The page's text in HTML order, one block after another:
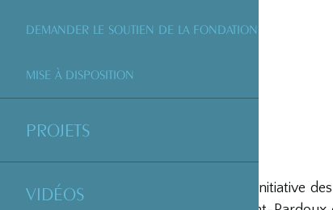
DEMANDER LE SOUTIEN DE LA FONDATION
MISE À DISPOSITION
PROJETS
VIDÉOS
Né en 1999 à l’initiative